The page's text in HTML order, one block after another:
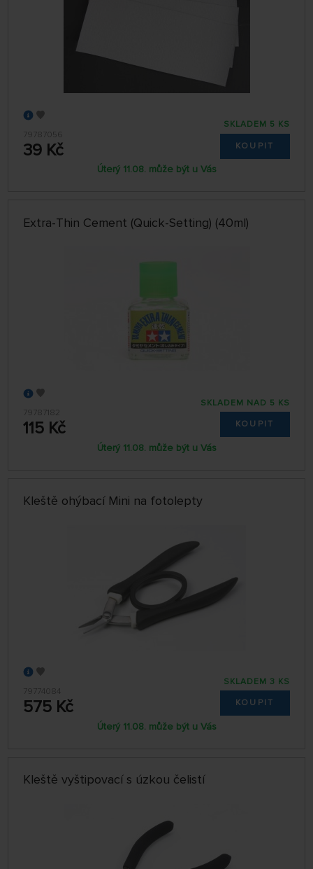
79787056
39 Kč
SKLADEM 5 KS
KOUPIT
Úterý 11.08. může být u Vás
Extra-Thin Cement (Quick-Setting) (40ml)
79787182
115 Kč
SKLADEM NAD 5 KS
KOUPIT
Úterý 11.08. může být u Vás
Kleště ohýbací Mini na fotolepty
79774084
575 Kč
SKLADEM 3 KS
KOUPIT
Úterý 11.08. může být u Vás
Kleště vyštipovací s úzkou čelistí